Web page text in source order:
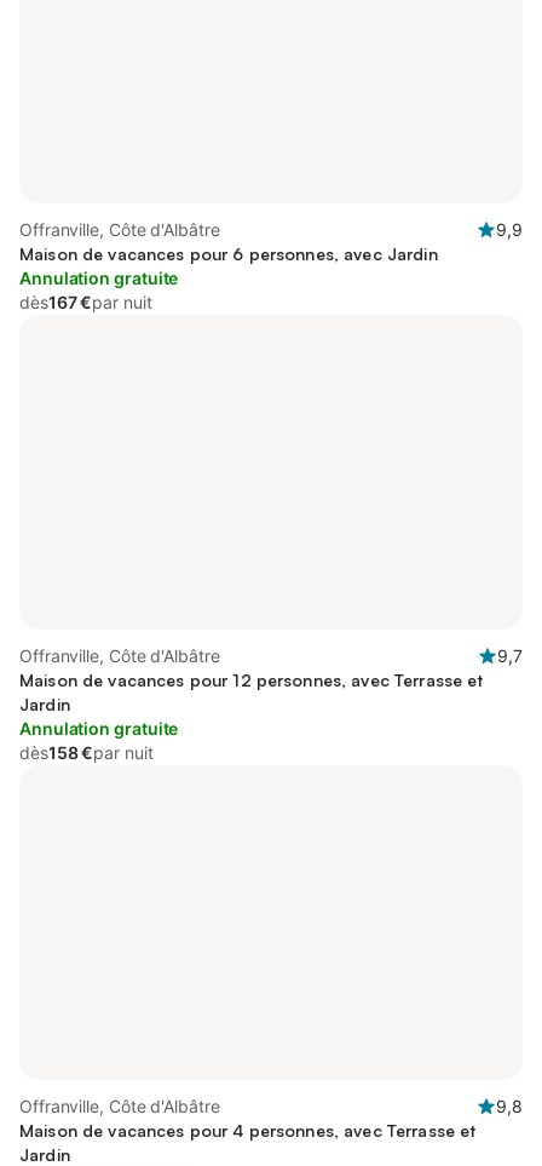
Offranville, Côte d'Albâtre
9,9
Maison de vacances pour 6 personnes, avec Jardin
Annulation gratuite
dès167 €par nuit
Offranville, Côte d'Albâtre
9,7
Maison de vacances pour 12 personnes, avec Terrasse et
Jardin
Annulation gratuite
dès158 €par nuit
Offranville, Côte d'Albâtre
9,8
Maison de vacances pour 4 personnes, avec Terrasse et
Jardin